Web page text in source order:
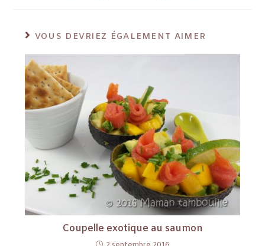
VOUS DEVRIEZ ÉGALEMENT AIMER
Coupelle exotique au saumon